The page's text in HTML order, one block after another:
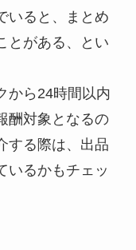
いると、まとめ
とがある、とい
から24時間以内
酬対象となるの
する際は、出品
いるかもチェッ